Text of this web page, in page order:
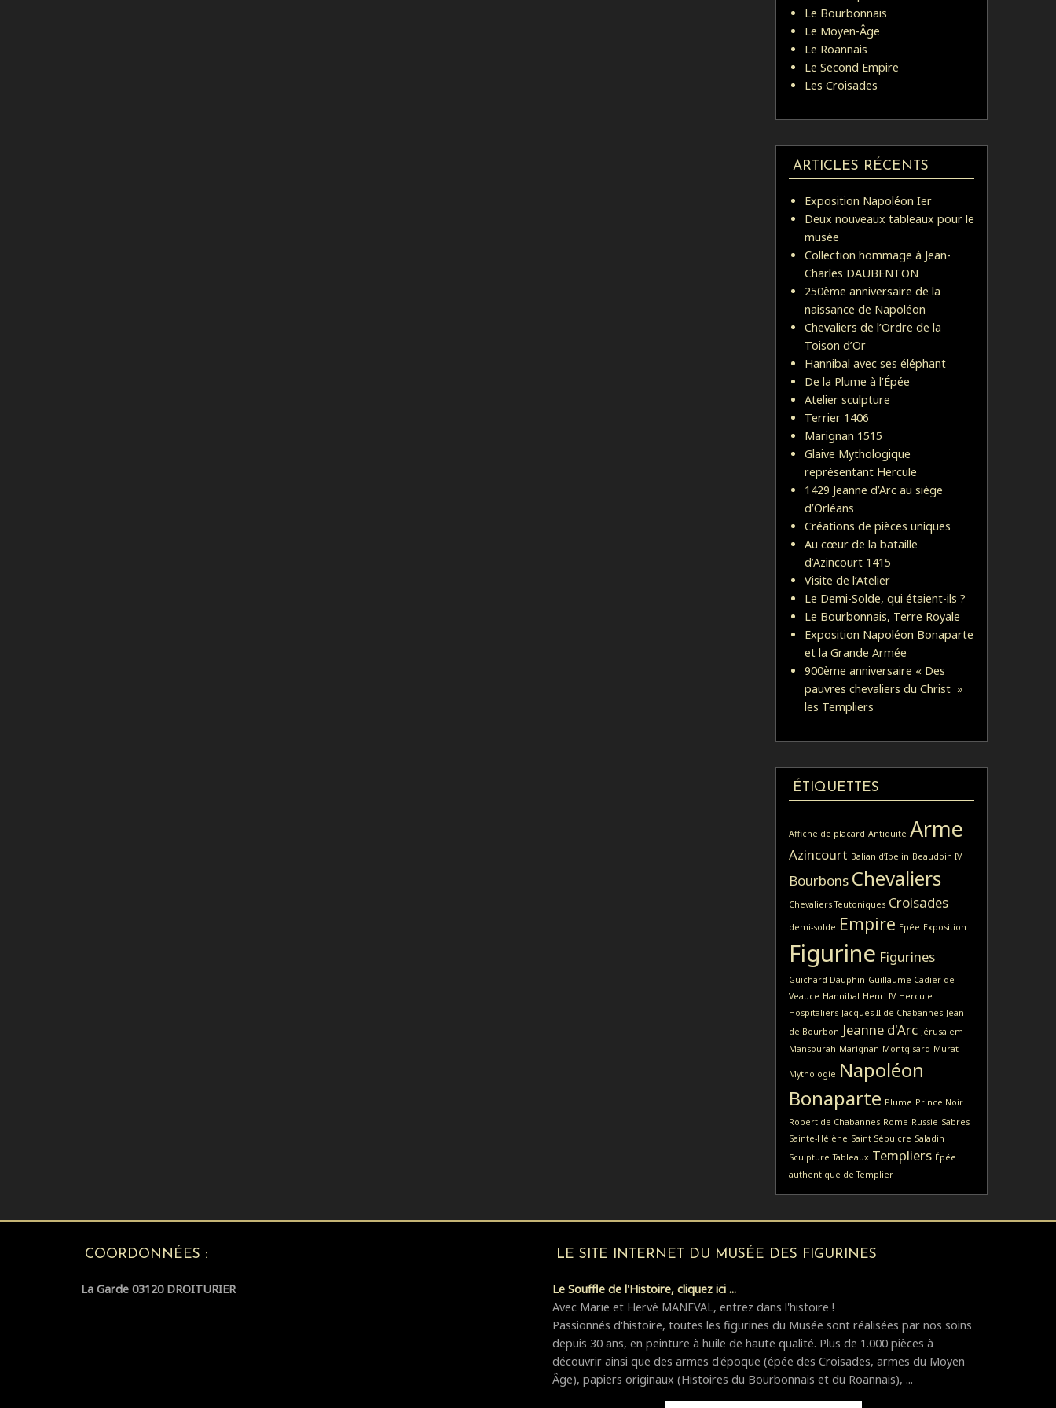
Le Bourbonnais
Le Moyen-Âge
Le Roannais
Le Second Empire
Les Croisades
ARTICLES RÉCENTS
Exposition Napoléon Ier
Deux nouveaux tableaux pour le
musée
Collection hommage à Jean-
Charles DAUBENTON
250ème anniversaire de la
naissance de Napoléon
Chevaliers de l’Ordre de la
Toison d’Or
Hannibal avec ses éléphant
De la Plume à l’Épée
Atelier sculpture
Terrier 1406
Marignan 1515
Glaive Mythologique
représentant Hercule
1429 Jeanne d’Arc au siège
d’Orléans
Créations de pièces uniques
Au cœur de la bataille
d’Azincourt 1415
Visite de l’Atelier
Le Demi-Solde, qui étaient-ils ?
Le Bourbonnais, Terre Royale
Exposition Napoléon Bonaparte
et la Grande Armée
900ème anniversaire « Des
pauvres chevaliers du Christ »
les Templiers
ÉTIQUETTES
Affiche de placard Antiquité Arme
Azincourt Balian d’Ibelin Beaudoin IV
Bourbons Chevaliers
Chevaliers Teutoniques Croisades
demi-solde Empire Epée Exposition
Figurine Figurines
Guichard Dauphin Guillaume Cadier de
Veauce Hannibal Henri IV Hercule
Hospitaliers Jacques II de Chabannes Jean
de Bourbon Jeanne d'Arc Jérusalem
Mansourah Marignan Montgisard Murat
Mythologie Napoléon
Bonaparte Plume Prince Noir
Robert de Chabannes Rome Russie Sabres
Sainte-Hélène Saint Sépulcre Saladin
Sculpture Tableaux Templiers Épée
authentique de Templier
COORDONNÉES :
La Garde 03120 DROITURIER
LE SITE INTERNET DU MUSÉE DES FIGURINES
Le Souffle de l'Histoire, cliquez ici ...
Avec Marie et Hervé MANEVAL, entrez dans l'histoire !
Passionnés d'histoire, toutes les figurines du Musée sont réalisées par nos soins
depuis 30 ans, en peinture à huile de haute qualité. Plus de 1.000 pièces à
découvrir ainsi que des armes d'époque (épée des Croisades, armes du Moyen
Âge), papiers originaux (Histoires du Bourbonnais et du Roannais), ...